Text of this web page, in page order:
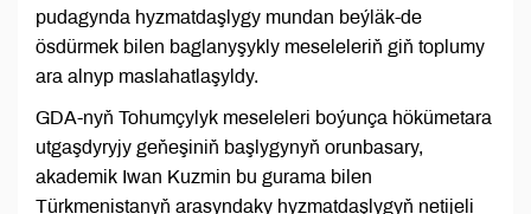
pudagynda hyzmatdaşlygy mundan beýläk-de
ösdürmek bilen baglanyşykly meseleleriň giň toplumy
ara alnyp maslahatlaşyldy.
GDA-nyň Tohumçylyk meseleleri boýunça hökümetara
utgaşdyryjy geňeşiniň başlygynyň orunbasary,
akademik Iwan Kuzmin bu gurama bilen
Türkmenistanyň arasyndaky hyzmatdaşlygyň netijeli